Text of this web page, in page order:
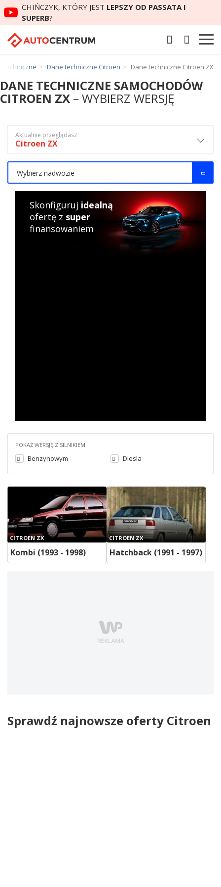
CHIŃCZYK, KTÓRY JEST LEPSZY OD PASSATA I
SUPERB?
techniczne Dane techniczne Citroen Dane techniczne Citroen ZX
DANE TECHNICZNE SAMOCHODÓW
CITROEN ZX – WYBIERZ WERSJĘ
POKAŻ WERSJĘ Z SILNIKIEM:
Benzynowym Diesla
CITROEN ZX
Kombi (1993 - 1998)
CITROEN ZX
Hatchback (1991 - 1997)
Sprawdź najnowsze oferty Citroen
Aktualnie przeglądasz
Citroen ZX
Wybierz nadwozie
Skonfiguruj idealną
ofertę z super
finansowaniem